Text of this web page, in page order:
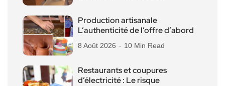
Production artisanale
L’authenticité de l’offre d’abord
8 Août 2026 10 Min Read
Restaurants et coupures
d’électricité : Le risque